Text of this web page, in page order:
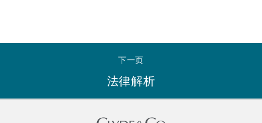
下一页
法律解析